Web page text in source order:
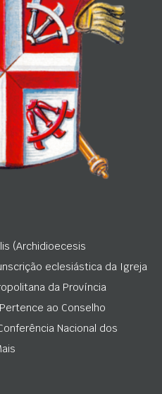
(Archidioecesis
eclesiástica da Igreja
da Província
ao Conselho
Nacional dos